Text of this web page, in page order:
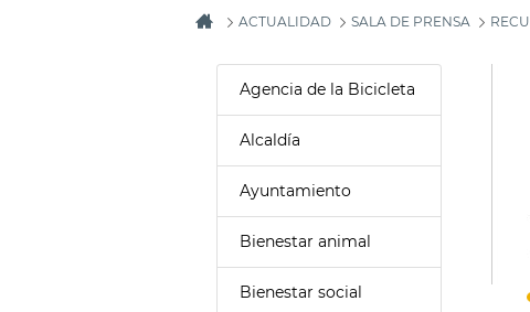
ACTUALIDAD SALA DE PRENSA
Agencia de la Bicicleta
Alcaldía
Ayuntamiento
Bienestar animal
Bienestar social